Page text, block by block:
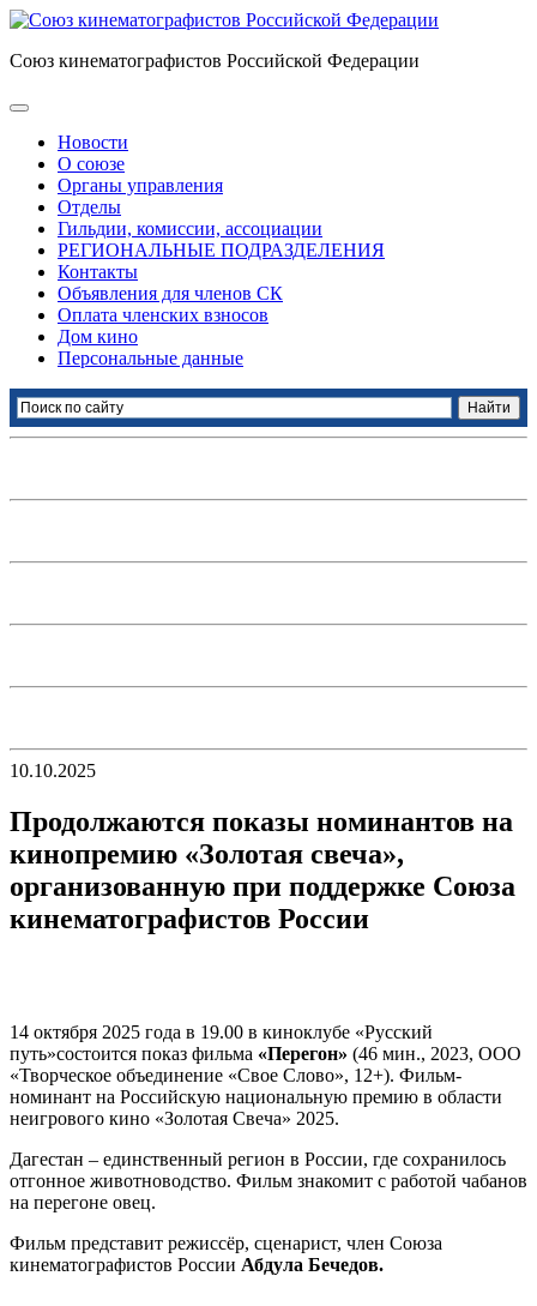
Союз кинематографистов Российской Федерации
Новости
О союзе
Органы управления
Отделы
Гильдии, комиссии, ассоциации
РЕГИОНАЛЬНЫЕ ПОДРАЗДЕЛЕНИЯ
Контакты
Объявления для членов СК
Оплата членских взносов
Дом кино
Персональные данные
10.10.2025
Продолжаются показы номинантов на
кинопремию «Золотая свеча»,
организованную при поддержке Союза
кинематографистов России
14 октября 2025 года в 19.00 в киноклубе «Русский
путь»состоится показ фильма «Перегон» (46 мин., 2023, ООО
«Творческое объединение «Свое Слово», 12+). Фильм-
номинант на Российскую национальную премию в области
неигрового кино «Золотая Свеча» 2025.
Дагестан – единственный регион в России, где сохранилось
отгонное животноводство. Фильм знакомит с работой чабанов
на перегоне овец.
Фильм представит режиссёр, сценарист, член Союза
кинематографистов России Абдула Бечедов.